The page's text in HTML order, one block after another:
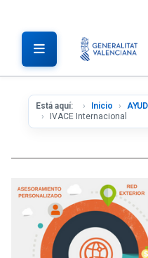
Está aquí: Inicio
IVACE Internacional